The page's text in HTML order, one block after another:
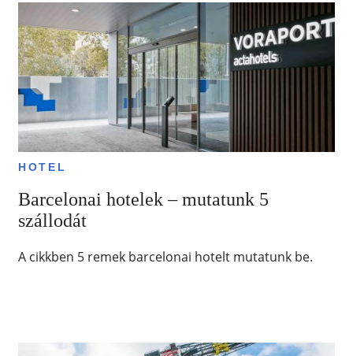
HOTEL
Barcelonai hotelek – mutatunk 5
szállodát
A cikkben 5 remek barcelonai hotelt mutatunk be.